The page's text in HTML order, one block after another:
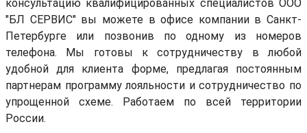
консультацию квалифицированных специалистов ООО
"БЛ СЕРВИС" вы можете в офисе компании в Санкт-
Петербурге или позвонив по одному из номеров
телефона. Мы готовы к сотрудничеству в любой
удобной для клиента форме, предлагая постоянным
партнерам программу лояльности и сотрудничество по
упрощенной схеме. Работаем по всей территории
России.